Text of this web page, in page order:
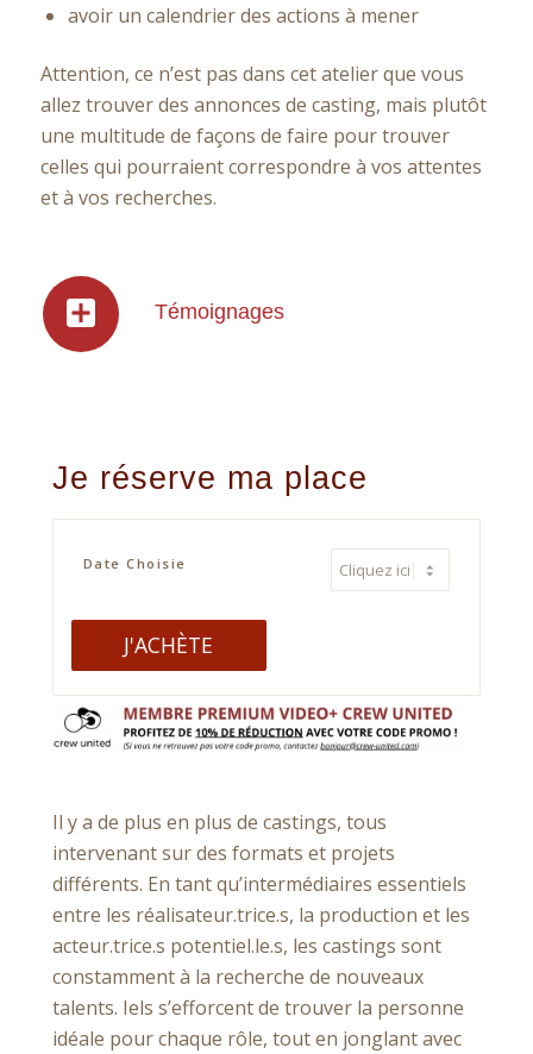
avoir un calendrier des actions à mener
Attention, ce n’est pas dans cet atelier que vous
allez trouver des annonces de casting, mais plutôt
une multitude de façons de faire pour trouver
celles qui pourraient correspondre à vos attentes
et à vos recherches.
Témoignages
Je réserve ma place
Date Choisie
J'ACHÈTE
Alternative:
Il y a de plus en plus de castings, tous
intervenant sur des formats et projets
différents. En tant qu’intermédiaires essentiels
entre les réalisateur.trice.s, la production et les
acteur.trice.s potentiel.le.s, les castings sont
constamment à la recherche de nouveaux
talents. Iels s’efforcent de trouver la personne
idéale pour chaque rôle, tout en jonglant avec